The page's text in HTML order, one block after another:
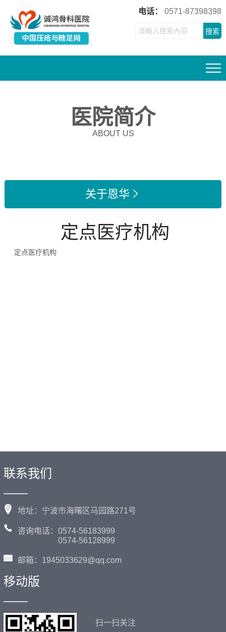
电话：0571-87398398
搜索
医院简介
ABOUT US
关于恩华 
定点医疗机构
定点医疗机构
联系我们
——
地址：宁波市海曙区马园路271号
咨询电话：0574-56183999
0574-56128999
邮箱：1945033629@qq.com
移动版
——
扫一扫关注